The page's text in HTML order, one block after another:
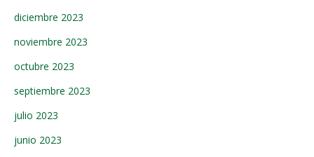
diciembre 2023
noviembre 2023
octubre 2023
septiembre 2023
julio 2023
junio 2023